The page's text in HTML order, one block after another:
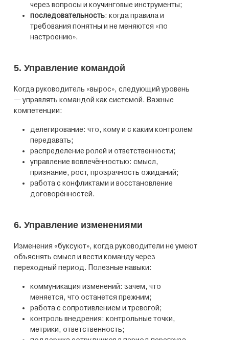
через вопросы и коучинговые инструменты;
последовательность: когда правила и
требования понятны и не меняются «по
настроению».
5. Управление командой
Когда руководитель «вырос», следующий уровень
— управлять командой как системой. Важные
компетенции:
делегирование: что, кому и с каким контролем
передавать;
распределение ролей и ответственности;
управление вовлечённостью: смысл,
признание, рост, прозрачность ожиданий;
работа с конфликтами и восстановление
договорённостей.
6. Управление изменениями
Изменения «буксуют», когда руководители не умеют
объяснять смысл и вести команду через
переходный период. Полезные навыки:
коммуникация изменений: зачем, что
меняется, что останется прежним;
работа с сопротивлением и тревогой;
контроль внедрения: контрольные точки,
метрики, ответственность;